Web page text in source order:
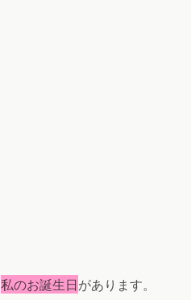
私のお誕生日があります。